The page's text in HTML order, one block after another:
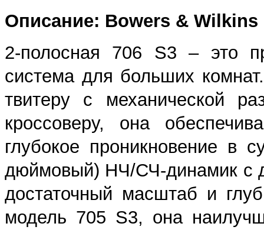
Описание: Bowers & Wilkins
2-полосная 706 S3 – это
система для больших
твитеру с механической
кроссоверу, она
глубокое проникновение в
дюймовый) НЧ/СЧ-динамик с
достаточный масштаб и
модель 705 S3, она